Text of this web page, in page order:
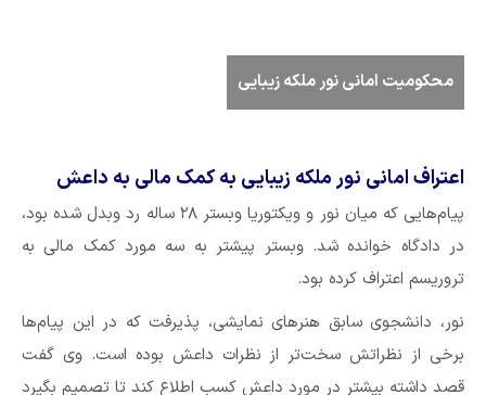
محکومیت امانی نور ملکه زیبایی
اعتراف امانی نور ملکه زیبایی به کمک مالی به داعش
پیام‌هایی که میان نور و ویکتوریا وبستر ۲۸ ساله رد وبدل شده بود،
در دادگاه خوانده شد. وبستر پیشتر به سه مورد کمک مالی به
تروریسم اعتراف کرده بود.
نور، دانشجوی سابق هنرهای نمایشی، پذیرفت که در این پیام‌ها
برخی از نظراتش سخت‌تر از نظرات داعش بوده است. وی گفت
قصد داشته بیشتر در مورد داعش کسب اطلاع کند تا تصمیم بگیرد